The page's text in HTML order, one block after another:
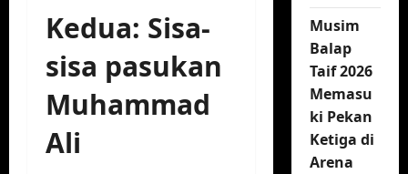
Kedua: Sisa-
sisa pasukan
Muhammad
Ali
Musim
Balap
Taif 2026
Memasu
ki Pekan
Ketiga di
Arena